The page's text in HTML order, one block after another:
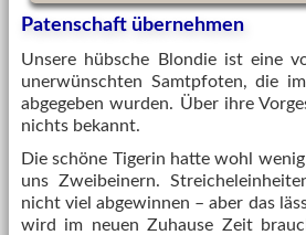
Patenschaft übernehmen
Unsere hübsche Blondie ist eine
unerwünschten Samtpfoten, die
abgegeben wurden. Über ihre
nichts bekannt.
Die schöne Tigerin hatte wohl
uns Zweibeinern.
nicht viel abgewinnen – aber das
wird im neuen Zuhause Zeit